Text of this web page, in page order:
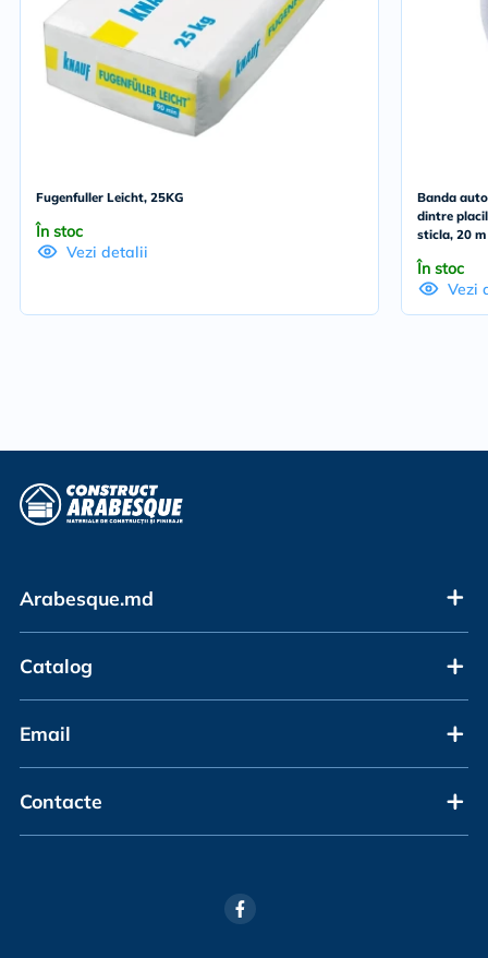
Fugenfuller Leicht, 25KG
În stoc
Vezi detalii
Banda
dintre
sticla, 20
În stoc
Vezi
Arabesque.md
Catalog
Email
Contacte